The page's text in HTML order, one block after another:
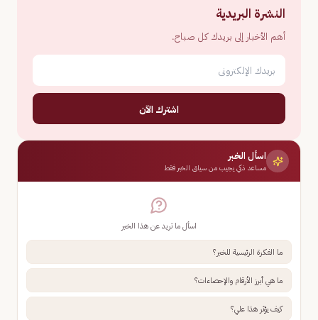
النشرة البريدية
أهم الأخبار إلى بريدك كل صباح.
اشترك الآن
اسأل الخبر
مساعد ذكي يجيب من سياق الخبر فقط
اسأل ما تريد عن هذا الخبر
ما الفكرة الرئيسية للخبر؟
ما هي أبرز الأرقام والإحصاءات؟
كيف يؤثر هذا علي؟